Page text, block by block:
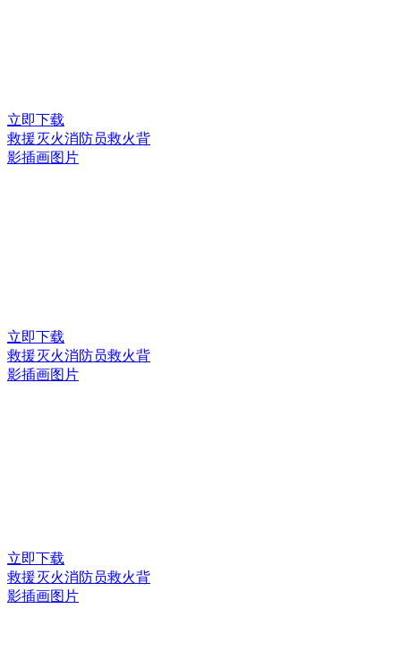
立即下载
救援灭火消防员救火背
影插画图片
立即下载
救援灭火消防员救火背
影插画图片
立即下载
救援灭火消防员救火背
影插画图片